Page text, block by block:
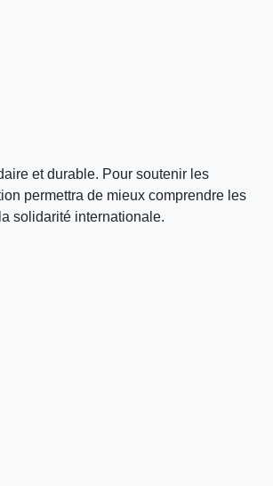
et durable. Pour soutenir les
permettra de mieux comprendre les
solidarité internationale.